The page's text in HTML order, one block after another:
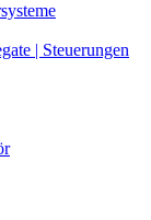
| Steuerungen